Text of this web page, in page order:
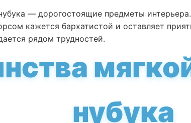
— дорогостоящие предметы
кажется бархатистой и оставляет
рядом трудностей.
нубука